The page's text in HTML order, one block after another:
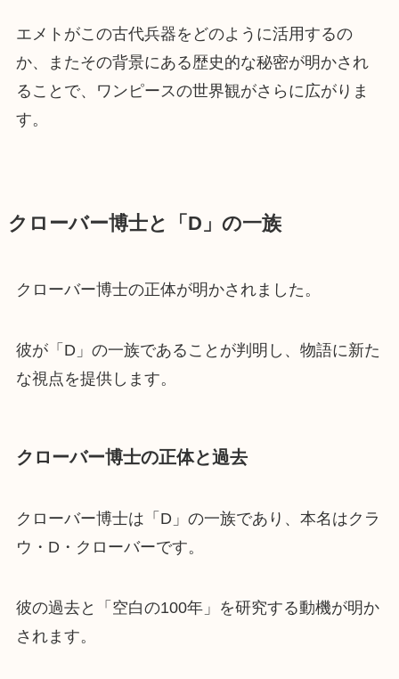
エメトがこの古代兵器をどのように活用するの
か、またその背景にある歴史的な秘密が明かされ
ることで、ワンピースの世界観がさらに広がりま
す。
クローバー博士と「D」の一族
クローバー博士の正体が明かされました。
彼が「D」の一族であることが判明し、物語に新た
な視点を提供します。
クローバー博士の正体と過去
クローバー博士は「D」の一族であり、本名はクラ
ウ・D・クローバーです。
彼の過去と「空白の100年」を研究する動機が明か
されます。